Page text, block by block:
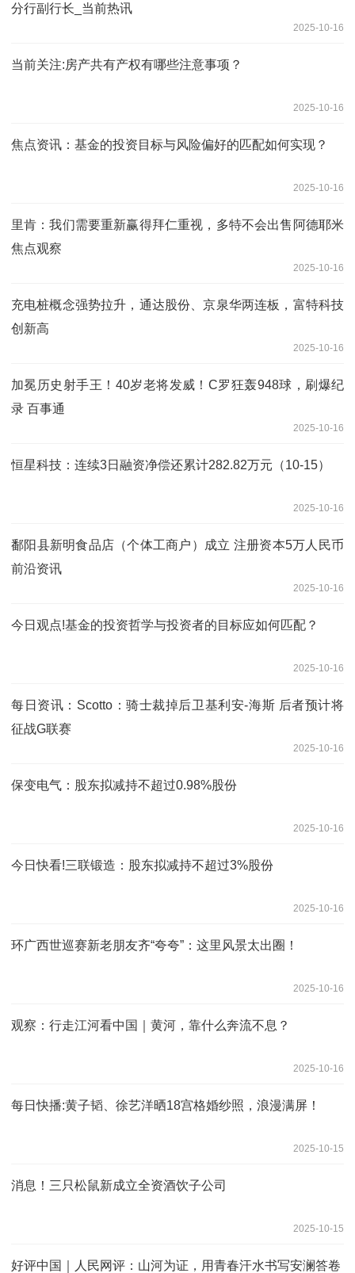
分行副行长_当前热讯
2025-10-16
当前关注:房产共有产权有哪些注意事项？
2025-10-16
焦点资讯：基金的投资目标与风险偏好的匹配如何实现？
2025-10-16
里肯：我们需要重新赢得拜仁重视，多特不会出售阿德耶米
焦点观察
2025-10-16
充电桩概念强势拉升，通达股份、京泉华两连板，富特科技
创新高
2025-10-16
加冕历史射手王！40岁老将发威！C罗狂轰948球，刷爆纪
录 百事通
2025-10-16
恒星科技：连续3日融资净偿还累计282.82万元（10-15）
2025-10-16
鄱阳县新明食品店（个体工商户）成立 注册资本5万人民币
前沿资讯
2025-10-16
今日观点!基金的投资哲学与投资者的目标应如何匹配？
2025-10-16
每日资讯：Scotto：骑士裁掉后卫基利安-海斯 后者预计将
征战G联赛
2025-10-16
保变电气：股东拟减持不超过0.98%股份
2025-10-16
今日快看!三联锻造：股东拟减持不超过3%股份
2025-10-16
环广西世巡赛新老朋友齐“夸夸”：这里风景太出圈！
2025-10-16
观察：行走江河看中国｜黄河，靠什么奔流不息？
2025-10-16
每日快播:黄子韬、徐艺洋晒18宫格婚纱照，浪漫满屏！
2025-10-15
消息！三只松鼠新成立全资酒饮子公司
2025-10-15
好评中国｜人民网评：山河为证，用青春汗水书写安澜答卷